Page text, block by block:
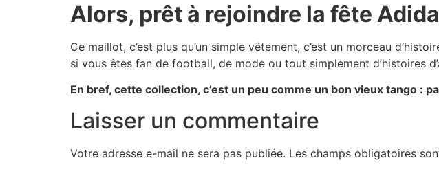
Alors, prêt à rejoindre la fête
Ce maillot, c’est plus qu’un simple vêtement, c’est un morceau
si vous êtes fan de football, de mode ou tout simplement d’histoires
En bref, cette collection, c’est un peu comme un bon vieux tango :
Laisser un commentaire
Votre adresse e-mail ne sera pas publiée. Les champs obligatoires